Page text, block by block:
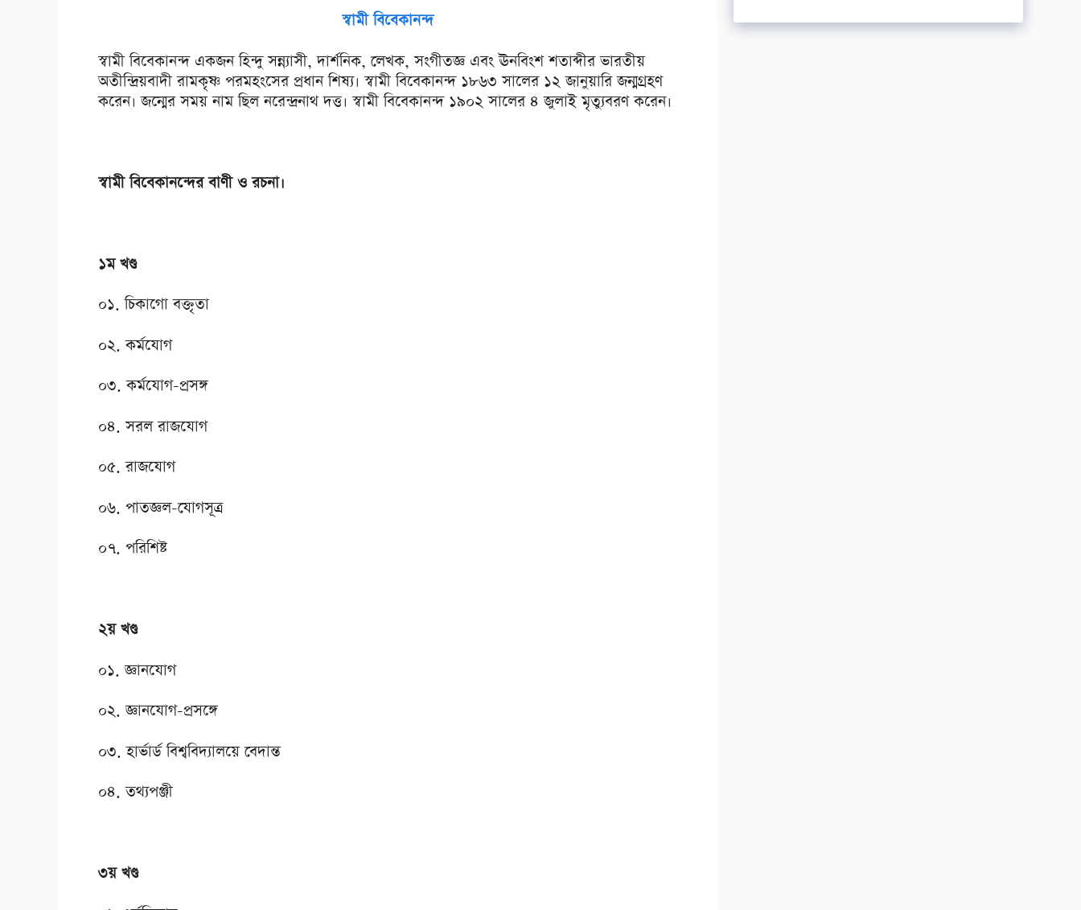
স্বামী বিবেকানন্দ
স্বামী বিবেকানন্দ একজন হিন্দু সন্ন্যাসী, দার্শনিক, লেখক, সংগীতজ্ঞ এবং ঊনবিংশ শতাব্দীর ভারতীয়
অতীন্দ্রিয়বাদী রামকৃষ্ণ পরমহংসের প্রধান শিষ্য। স্বামী বিবেকানন্দ ১৮৬৩ সালের ১২ জানুয়ারি জন্মগ্রহণ
করেন। জন্মের সময় নাম ছিল নরেন্দ্রনাথ দত্ত। স্বামী বিবেকানন্দ ১৯০২ সালের ৪ জুলাই মৃত্যুবরণ করেন।
স্বামী বিবেকানন্দের বাণী ও রচনা।
১ম খণ্ড
০১. চিকাগো বক্তৃতা
০২. কর্মযোগ
০৩. কর্মযোগ-প্রসঙ্গ
০৪. সরল রাজযোগ
০৫. রাজযোগ
০৬. পাতজ্ঞল-যোগসূত্র
০৭. পরিশিষ্ট
২য় খণ্ড
০১. জ্ঞানযোগ
০২. জ্ঞানযোগ-প্রসঙ্গে
০৩. হার্ভার্ড বিশ্ববিদ্যালয়ে বেদান্ত
০৪. তথ্যপঞ্জী
৩য় খণ্ড